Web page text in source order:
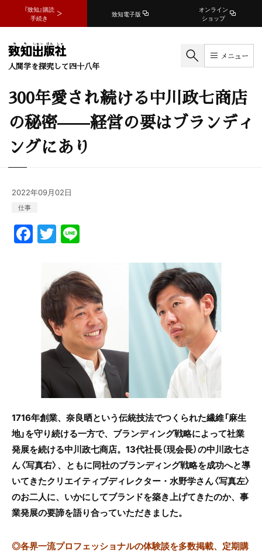
『致知』購読
手続き
致知電子版
オンライン
ショップ
人間学を探究して四十八年
メニュー
300年愛され続ける中川政七商店
の秘密——経営の要はブランディ
ングにあり
2022年09月02日
仕事
F
a
e
b
o
o
k
T
w
itt
er
e
1716年創業、奈良晒という伝統技法でつくられた繊維「麻生
地」を守り続ける一方で、ブランディング戦略によって社業
発展を続ける中川政七商店。13代社長（現会長）の中川政七さ
ん〈写真右〉、ともに同社のブランディング戦略を成功へと導
いてきたクリエイティブディレクター・水野学さん〈写真左〉
のお二人に、いかにしてブランドを築き上げてきたのか、事
業発展の要諦を語り合っていただきました。
◎各界一流プロフェッショナルの体験談を多数掲載、定期購